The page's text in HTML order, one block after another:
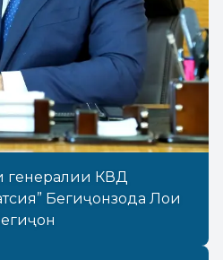
генералии КВД
Бегиҷонзода Лоиқ